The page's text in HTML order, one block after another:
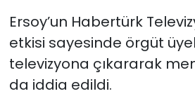
Ersoy’un Habertürk
etkisi sayesinde örgüt
televizyona çıkararak
da iddia edildi.